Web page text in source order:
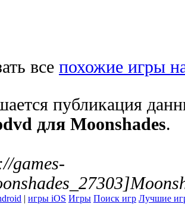
все похожие игры
публикация
для Moonshades.
games-
| игры iOS Игры Поиск игр Лучшие